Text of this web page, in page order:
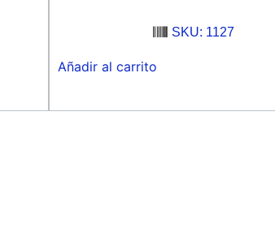
SKU: 1127
Añadir al carrito